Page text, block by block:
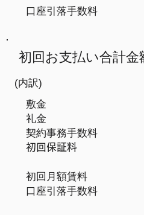
​口座引落手数料
初回お支払い合計金
(内訳)
敷金
礼金
​契約事務手数料
​初回保証料
初回月額賃料
​口座引落手数料